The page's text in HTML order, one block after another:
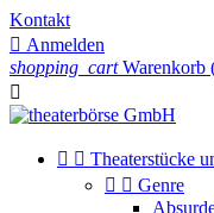
Kontakt
 Anmelden
shopping_cart Warenkorb

  Theaterstücke
  Genre